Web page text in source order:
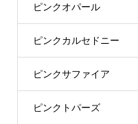
ピンクオパール
ピンクカルセドニー
ピンクサファイア
ピンクトパーズ